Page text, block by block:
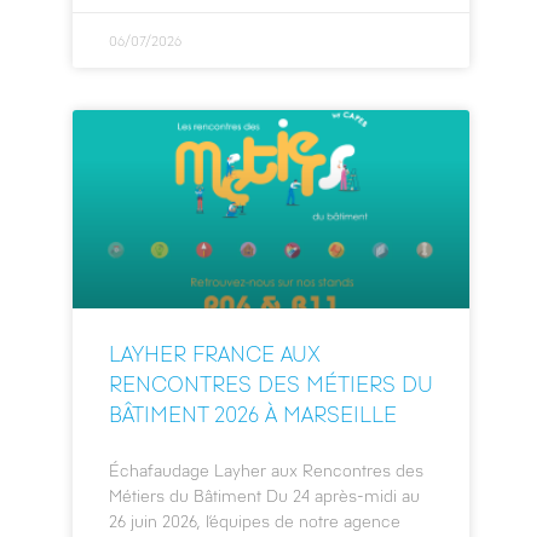
06/07/2026
LAYHER FRANCE AUX
RENCONTRES DES MÉTIERS DU
BÂTIMENT 2026 À MARSEILLE
Échafaudage Layher aux Rencontres des
Métiers du Bâtiment Du 24 après-midi au
26 juin 2026, l’équipes de notre agence